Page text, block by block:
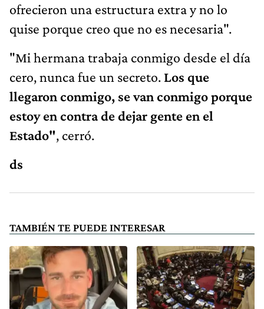
ofrecieron una estructura extra y no lo
quise porque creo que no es necesaria".
"Mi hermana trabaja conmigo desde el día
cero, nunca fue un secreto. Los que
llegaron conmigo, se van conmigo porque
estoy en contra de dejar gente en el
Estado", cerró.
ds
TAMBIÉN TE PUEDE INTERESAR